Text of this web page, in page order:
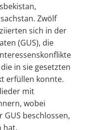
Zwölf
sich in der
(GUS), die
in sie gesetzten
erfüllen konnte.
mit
wobei
beschlossen,
hat.